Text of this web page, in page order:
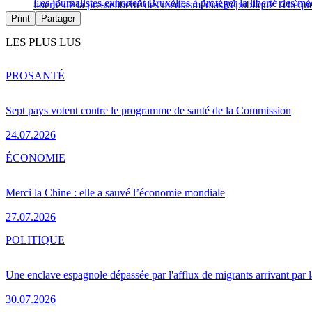
Les journalistes exhortent Bruxelles à protéger la liberté des
liberté de la presseliberté des médiasmédiasRépublique
Print Partager
LES PLUS LUS
Sept pays votent contre le programme de santé de la Commission
24.07.2026
PROSANTÉ
Merci la Chine : elle a sauvé l’économie mondiale
27.07.2026
ÉCONOMIE
Une enclave espagnole dépassée par l'afflux de migrants arrivant par
30.07.2026
POLITIQUE